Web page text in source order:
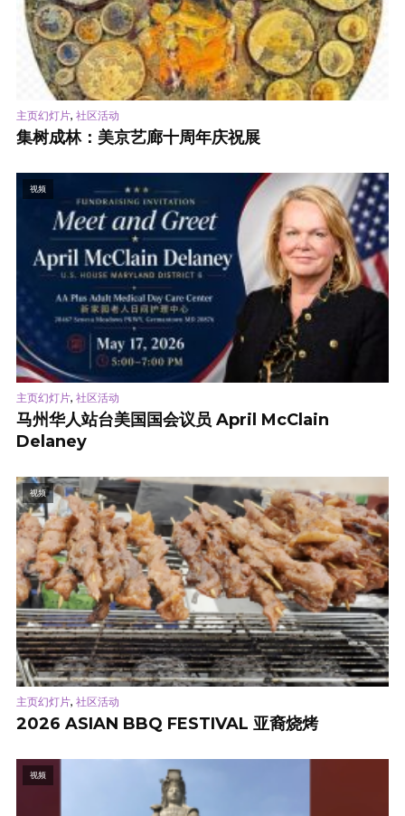
主页幻灯片, 社区活动
集树成林：美京艺廊十周年庆祝展
视频
主页幻灯片, 社区活动
马州华人站台美国国会议员 April McClain
Delaney
视频
主页幻灯片, 社区活动
2026 ASIAN BBQ FESTIVAL 亚裔烧烤
视频